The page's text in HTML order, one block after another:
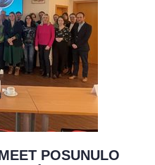
POSUNULO